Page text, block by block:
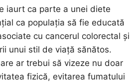
iaurt ca parte a unei diete
ca populația să fie educată
cu cancerul colorectal și
unui stil de viață sănătos.
ar trebui să vizeze nu doar
fizică, evitarea fumatului